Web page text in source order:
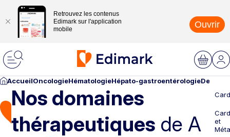
Retrouvez les contenus
Edimark sur l'application
mobile
Ouvrir
AccueilOncologieHématologieHépato-gastroentérologie
Nos domaines
thérapeutiques de A
et